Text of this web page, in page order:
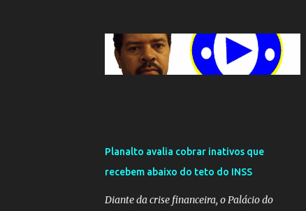
seu monopólio.
Planalto avalia cobrar inativos que
recebem abaixo do teto do INSS
Diante da crise financeira, o Palácio do